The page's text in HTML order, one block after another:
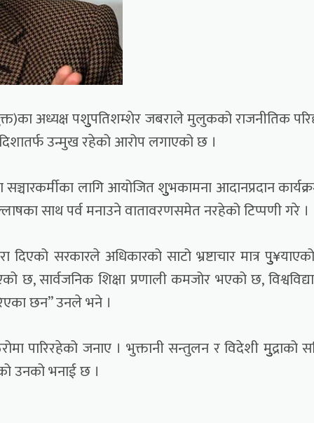
अध्यक्ष पशुुपतिशम्शेर जबराले मुलुकको राजनीतिक
उन्मुख रहेको आरोप लगाएको छ ।
लागि आयोजित शुुभकामना आदानप्रदान
साथ पर्व मनाउने वातावरणसमेत नरहेको टिप्पणी गरे ।
दिएको सरकारले अधिकारको साटो भ्रष्टाचार मात्र
छ, सार्वजनिक शिक्षा प्रणाली कमजोर भएको छ,
छन” उनले भने ।
पारिरहेको जनाए । भुक्तानी सन्तुलन र विदेशी मुुद्राको
उनको भनाई छ ।